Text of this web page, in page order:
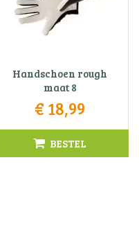
Handschoen rough
maat 8
€ 18,99
BESTEL